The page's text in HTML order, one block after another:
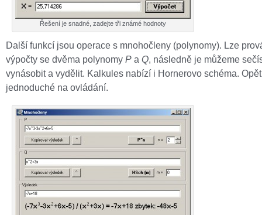
Řešení je snadné, zadejte tři známé hodnoty
Další funkcí jsou operace s mnohočleny (polynomy). Lze
výpočty se dvěma polynomy P a Q, následně je můžeme
vynásobit a vydělit. Kalkules nabízí i Hornerovo schéma.
jednoduché na ovládání.